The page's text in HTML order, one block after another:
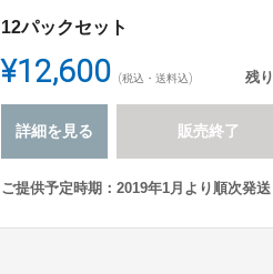
12パックセット
¥12,600 (税込・送料込) 残り
詳細を見る 販売終了
ご提供予定時期：2019年1月より順次発送